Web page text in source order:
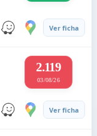
Ver ficha
2.119
03/08/26
Ver ficha